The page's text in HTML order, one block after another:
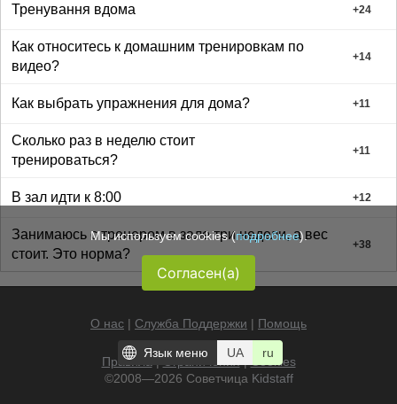
Тренування вдома +24
Как относитесь к домашним тренировкам по
видео?
+14
Как выбрать упражнения для дома? +11
Сколько раз в неделю стоит
тренироваться?
+11
В зал идти к 8:00 +12
Занимаюсь с тренером в зале три недели, а вес
стоит. Это норма?
+38
О нас | Служба Поддержки | Помощь
Правила|Ограничения |
Cookies
©2008—2026 Советчица Kidstaff
Мы используем cookies (подробнее).
Согласен(а)
Язык меню UA ru